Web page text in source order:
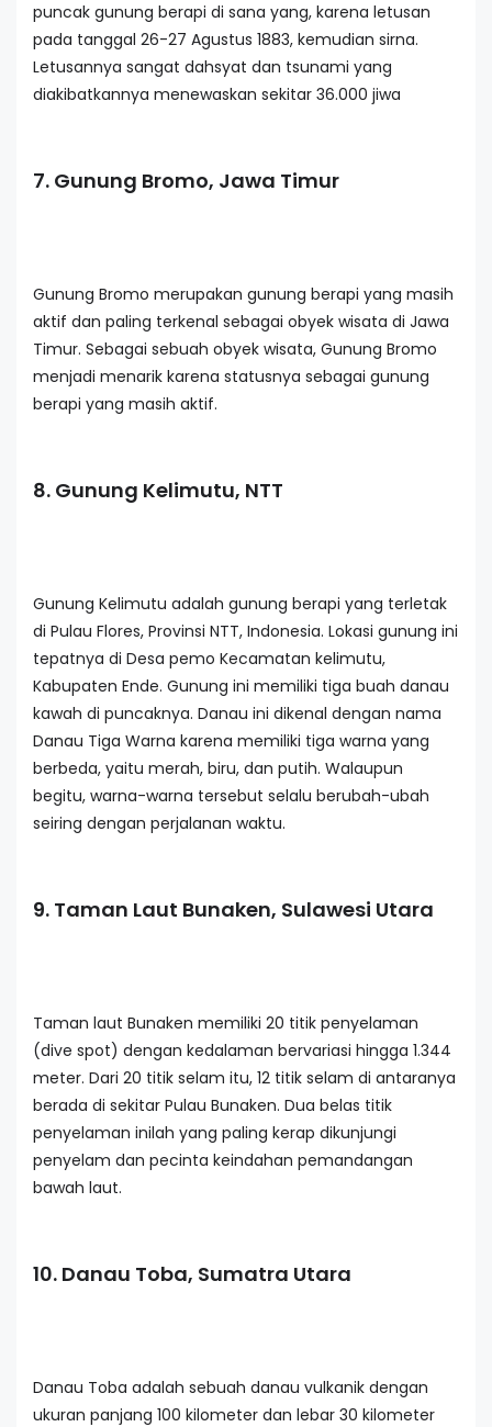
puncak gunung berapi di sana yang, karena letusan
pada tanggal 26-27 Agustus 1883, kemudian sirna.
Letusannya sangat dahsyat dan tsunami yang
diakibatkannya menewaskan sekitar 36.000 jiwa
7. Gunung Bromo, Jawa Timur
Gunung Bromo merupakan gunung berapi yang masih
aktif dan paling terkenal sebagai obyek wisata di Jawa
Timur. Sebagai sebuah obyek wisata, Gunung Bromo
menjadi menarik karena statusnya sebagai gunung
berapi yang masih aktif.
8. Gunung Kelimutu, NTT
Gunung Kelimutu adalah gunung berapi yang terletak
di Pulau Flores, Provinsi NTT, Indonesia. Lokasi gunung ini
tepatnya di Desa pemo Kecamatan kelimutu,
Kabupaten Ende. Gunung ini memiliki tiga buah danau
kawah di puncaknya. Danau ini dikenal dengan nama
Danau Tiga Warna karena memiliki tiga warna yang
berbeda, yaitu merah, biru, dan putih. Walaupun
begitu, warna-warna tersebut selalu berubah-ubah
seiring dengan perjalanan waktu.
9. Taman Laut Bunaken, Sulawesi Utara
Taman laut Bunaken memiliki 20 titik penyelaman
(dive spot) dengan kedalaman bervariasi hingga 1.344
meter. Dari 20 titik selam itu, 12 titik selam di antaranya
berada di sekitar Pulau Bunaken. Dua belas titik
penyelaman inilah yang paling kerap dikunjungi
penyelam dan pecinta keindahan pemandangan
bawah laut.
10. Danau Toba, Sumatra Utara
Danau Toba adalah sebuah danau vulkanik dengan
ukuran panjang 100 kilometer dan lebar 30 kilometer